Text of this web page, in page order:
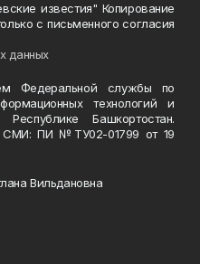
известия" Копирование
с письменного согласия
данных
Федеральной службы по
технологий и
Башкортостан.
СМИ: ПИ №ТУ02-01799 от 19
Вильдановна